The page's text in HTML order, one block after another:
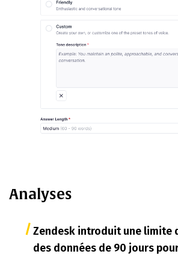
Analyses
Zendesk introduit une limite
des données de 90 jours